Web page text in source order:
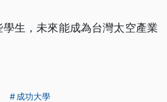
生，未來能成為台灣太空產業
成功大學